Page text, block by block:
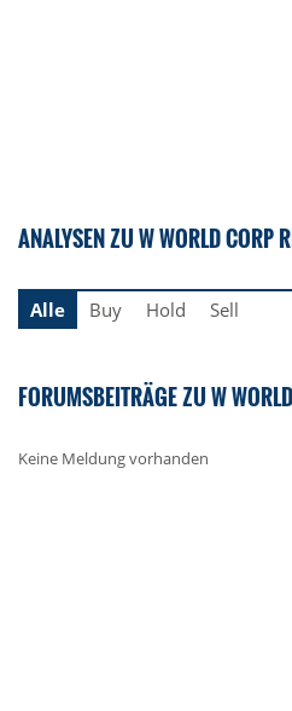
ANALYSEN ZU W WORLD CORP
Alle
Buy Hold Sell
FORUMSBEITRÄGE ZU W
Keine Meldung vorhanden